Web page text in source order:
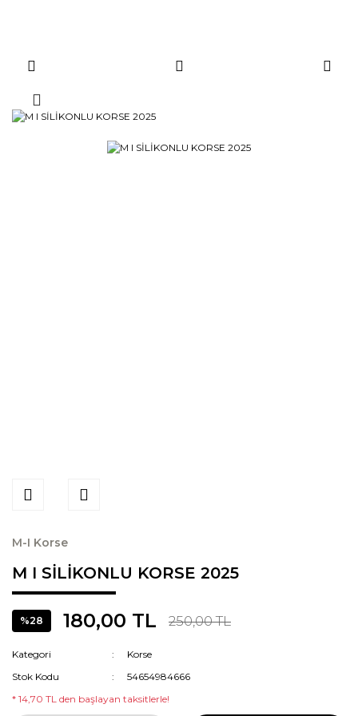
M-I Korse
M I SİLİKONLU KORSE 2025
%28 180,00 TL 250,00 TL
Kategori
Korse
Stok Kodu
54654984666
* 14,70 TL den başlayan taksitlerle!